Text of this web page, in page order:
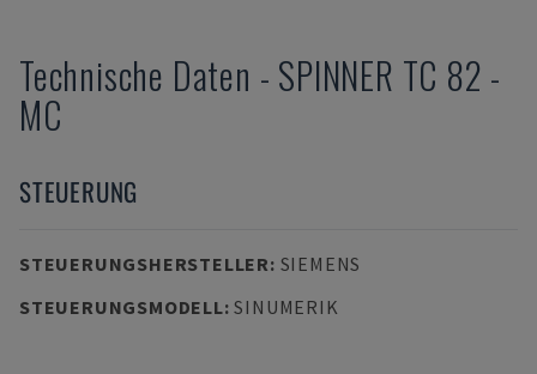
Technische Daten - SPINNER TC 82 -
MC
STEUERUNG
STEUERUNGSHERSTELLER: SIEMENS
STEUERUNGSMODELL:SINUMERIK